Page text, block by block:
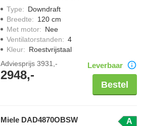
Type: Downdraft
Breedte: 120 cm
Met motor: Nee
Ventilatorstanden: 4
Kleur: Roestvrijstaal
Adviesprijs 3931,-
2948,-
Leverbaar
Bestel
Miele DAD4870OBSW A